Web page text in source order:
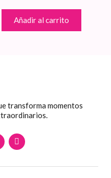
Añadir al carrito
transforma momentos
W
h
a
s